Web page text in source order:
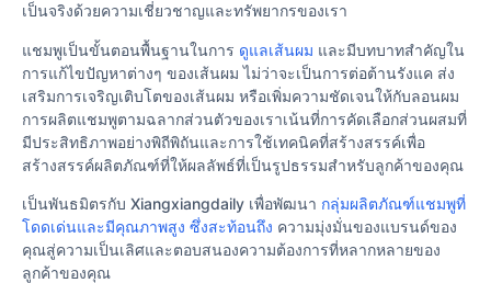
เป็นจริงด้วยความเชี่ยวชาญและทรัพยากรของเรา
แชมพูเป็นขั้นตอนพื้นฐานในการ ดูแลเส้นผม และมีบทบาทสำคัญใน
การแก้ไขปัญหาต่างๆ ของเส้นผม ไม่ว่าจะเป็นการต่อต้านรังแค ส่ง
เสริมการเจริญเติบโตของเส้นผม หรือเพิ่มความชัดเจนให้กับลอนผม
การผลิตแชมพูตามฉลากส่วนตัวของเราเน้นที่การคัดเลือกส่วนผสมที่
มีประสิทธิภาพอย่างพิถีพิถันและการใช้เทคนิคที่สร้างสรรค์เพื่อ
สร้างสรรค์ผลิตภัณฑ์ที่ให้ผลลัพธ์ที่เป็นรูปธรรมสำหรับลูกค้าของคุณ
เป็นพันธมิตรกับ Xiangxiangdaily เพื่อพัฒนา กลุ่มผลิตภัณฑ์แชมพูที่
โดดเด่นและมีคุณภาพสูง ซึ่งสะท้อนถึง ความมุ่งมั่นของแบรนด์ของ
คุณสู่ความเป็นเลิศและตอบสนองความต้องการที่หลากหลายของ
ลูกค้าของคุณ